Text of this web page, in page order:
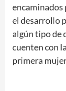
encaminados
el desarrollo
algún tipo de
cuenten con
primera